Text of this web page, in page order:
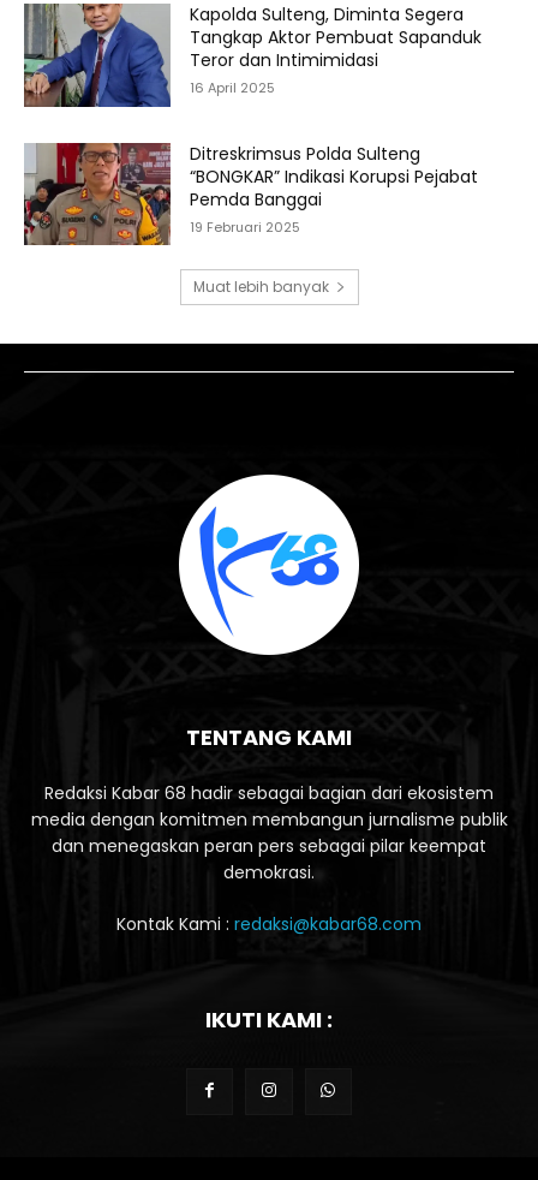
Kapolda Sulteng, Diminta Segera
Tangkap Aktor Pembuat Sapanduk
Teror dan Intimimidasi
16 April 2025
Ditreskrimsus Polda Sulteng
“BONGKAR” Indikasi Korupsi Pejabat
Pemda Banggai
19 Februari 2025
Muat lebih banyak
TENTANG KAMI
Redaksi Kabar 68 hadir sebagai bagian dari ekosistem
media dengan komitmen membangun jurnalisme publik
dan menegaskan peran pers sebagai pilar keempat
demokrasi.
Kontak Kami : redaksi@kabar68.com
IKUTI KAMI :